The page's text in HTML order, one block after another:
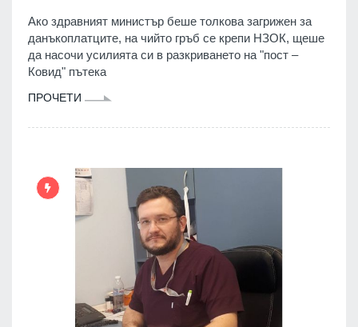
Ако здравният министър беше толкова загрижен за
данъкоплатците, на чийто гръб се крепи НЗОК, щеше
да насочи усилията си в разкриването на "пост –
Ковид" пътека
ПРОЧЕТИ